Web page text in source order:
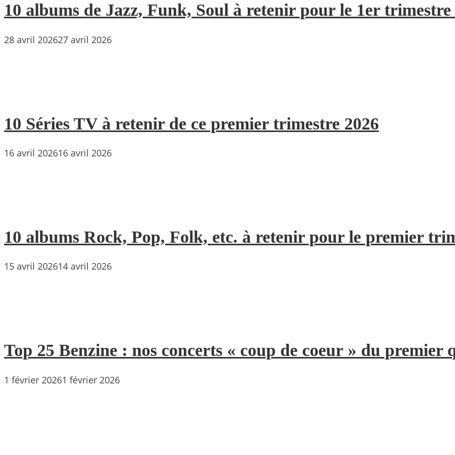
10 albums de Jazz, Funk, Soul à retenir pour le 1er trimestre
28 avril 202627 avril 2026
10 Séries TV à retenir de ce premier trimestre 2026
16 avril 202616 avril 2026
10 albums Rock, Pop, Folk, etc. à retenir pour le premier
15 avril 202614 avril 2026
Top 25 Benzine : nos concerts « coup de coeur » du premier
1 février 20261 février 2026